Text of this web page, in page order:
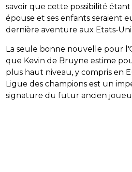
savoir que cette possibilité
épouse et ses enfants seraient
dernière aventure aux Etats-
La seule bonne nouvelle pour
que Kevin de Bruyne estime
plus haut niveau, y compris en
Ligue des champions est un
signature du futur ancien